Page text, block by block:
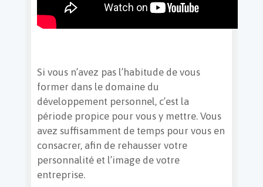
Si vous n’avez pas l’habitude de vous
former dans le domaine du
développement personnel, c’est la
période propice pour vous y mettre. Vous
avez suffisamment de temps pour vous en
consacrer, afin de rehausser votre
personnalité et l’image de votre
entreprise.